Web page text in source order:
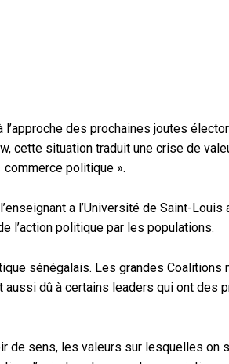
des prochaines joutes
cette situation traduit une crise de
politique ».
a l’Université de Saint-
l’action politique par les populations.
sénégalais. Les grandes
aussi dû à certains leaders qui ont des
de sens, les valeurs sur lesquelles on